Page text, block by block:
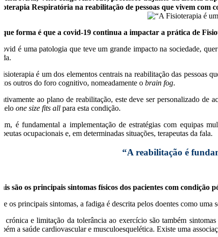
Respiratória na reabilitação de pessoas que vivem com
que forma é que a covid-19 continua a impactar a prática de
é uma patologia que teve um grande impacto na sociedade,
é um dos elementos centrais na reabilitação das pessoas
outros do foro cognitivo, nomeadamente obrain fog.
ao plano de reabilitação, este deve ser personalizado de
one size fits all para esta condição.
é fundamental a implementação de estratégias com equipas
ocupacionais e, em determinadas situações, terapeutas da fala.
“A reabilitação é
são os principais sintomas físicos dos pacientes com condição
os principais sintomas, a fadiga é descrita pelos doentes como
crónica e limitação da tolerância ao exercício são também
a saúde cardiovascular e musculoesquelética. Existe uma